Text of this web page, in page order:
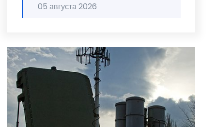
05 августа 2026